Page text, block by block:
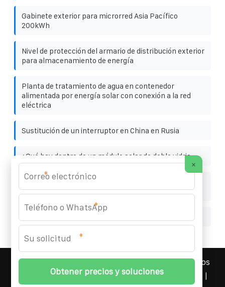
Gabinete exterior para microrred Asia Pacífico
200kWh
Nivel de protección del armario de distribución exterior
para almacenamiento de energía
Planta de tratamiento de agua en contenedor
alimentada por energía solar con conexión a la red
eléctrica
Sustitución de un interruptor en China en Rusia
¿Qué hay dentro de un módulo solar de doble vidrio
La fuente de energía solar en Amberes Bélgica ayuda
al almacenamiento de energía
YOUFOTO INDUSTRIAL SOLAR
2026 Todos los
derechos reservados. | Teléfono:+34 91 527 43 18
×
*
*
*